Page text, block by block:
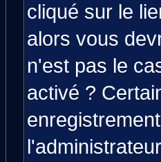
cliqué sur le
alors vous
n'est pas le
activé ?